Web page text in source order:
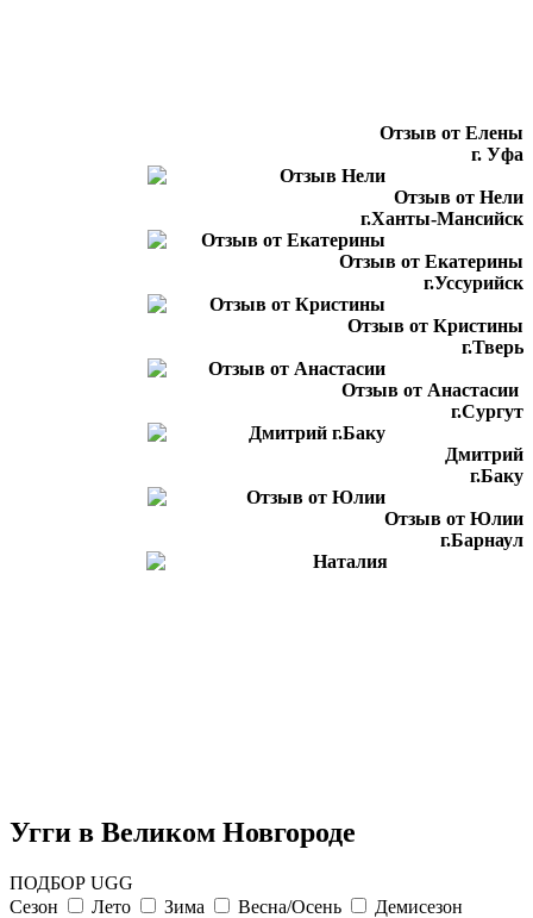
Отзыв от Елены
г. Уфа
Отзыв от Нели
г.Ханты-Мансийск
Отзыв от Екатерины
г.Уссурийск
Отзыв от Кристины
г.Тверь
Отзыв от Анастасии
г.Сургут
Дмитрий
г.Баку
Отзыв от Юлии
г.Барнаул
Угги в Великом Новгороде
ПОДБОР UGG
Сезон
Лето Зима Весна/Осень
Демисезон